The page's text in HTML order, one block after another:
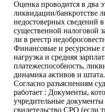
Оценка проводится в два
ликвидации/банкротстве
недостоверных сведений
существенной налоговой
ли в реестр
Финансовые и ресурсные
нагрузка и средняя
платежеспособность,
динамика активов и
Согласно разъяснениям
работает : Документы,
учредительные
свидетельство СРО (если